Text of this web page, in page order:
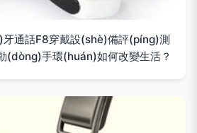
通話F8穿戴設(shè)備評(píng)測
(dòng)手環(huán)如何改變生活？